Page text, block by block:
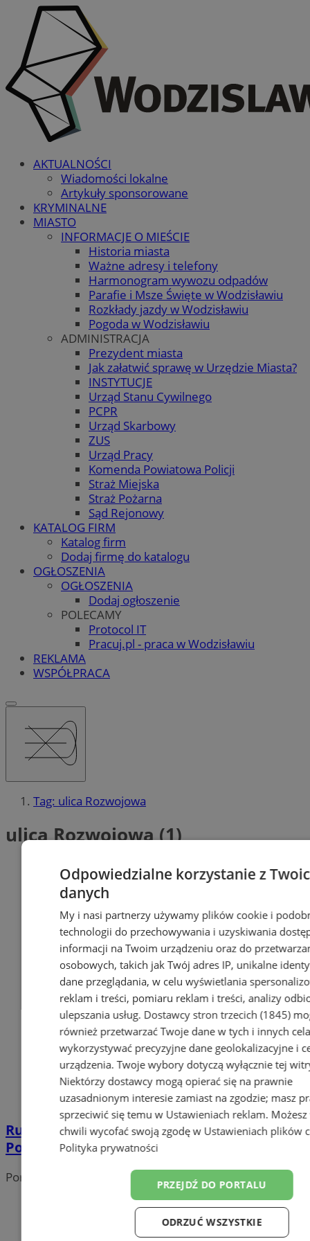
AKTUALNOŚCI
Wiadomości lokalne
Artykuły sponsorowane
KRYMINALNE
MIASTO
INFORMACJE O MIEŚCIE
Historia miasta
Ważne adresy i telefony
Harmonogram wywozu odpadów
Parafie i Msze Święte w Wodzisławiu
Rozkłady jazdy w Wodzisławiu
Pogoda w Wodzisławiu
ADMINISTRACJA
Prezydent miasta
Jak załatwić sprawę w Urzędzie Miasta?
INSTYTUCJE
Urząd Stanu Cywilnego
PCPR
Urząd Skarbowy
ZUS
Urząd Pracy
Komenda Powiatowa Policji
Straż Miejska
Straż Pożarna
Sąd Rejonowy
KATALOG FIRM
Katalog firm
Dodaj firmę do katalogu
OGŁOSZENIA
OGŁOSZENIA
Dodaj ogłoszenie
POLECAMY
Protocol IT
Pracuj.pl - praca w Wodzisławiu
REKLAMA
WSPÓŁPRACA
Tag: ulica Rozwojowa
ulica Rozwojowa (1)
Rusza kolejny etap modernizacji dróg.
Powstanie rondo na ulicy Rozwojowej
Portal należy do sieci
Odpowiedzialne korzystanie z
danych
My i nasi partnerzy używamy plików cookie i
technologii do przechowywania i uzyskiwania
informacji na Twoim urządzeniu oraz do
osobowych, takich jak Twój adres IP, unikalne
dane przeglądania, w celu wyświetlania
reklam i treści, pomiaru reklam i treści, analizy
ulepszania usług. Dostawcy stron trzecich (1845)
również przetwarzać Twoje dane w tych i innych
wykorzystywać precyzyjne dane geolokalizacyjne i
urządzenia. Twoje wybory dotyczą wyłącznie tej
Niektórzy dostawcy mogą opierać się na prawnie
uzasadnionym interesie zamiast na zgodzie; masz
sprzeciwić się temu w Ustawieniach reklam.
chwili wycofać swoją zgodę w Ustawieniach plików
Polityka prywatności
PRZEJDŹ DO PORTALU
ODRZUĆ WSZYSTKIE